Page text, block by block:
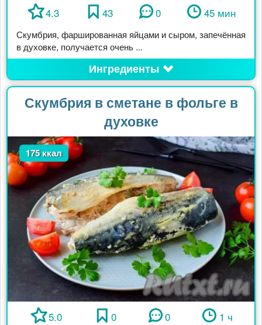
4.3 43 0 45 мин
Скумбрия, фаршированная яйцами и сыром, запечённая
в духовке, получается очень ...
Ингредиенты
Скумбрия в сметане в фольге в
духовке
175 ккал
5.0 0 0 1 ч